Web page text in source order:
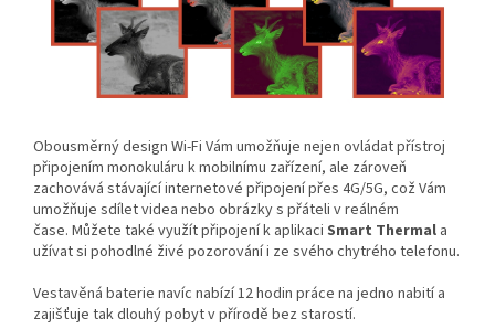
Obousměrný design Wi-Fi Vám umožňuje nejen ovládat přístroj
připojením monokuláru k mobilnímu zařízení, ale zároveň
zachovává stávající internetové připojení přes 4G/5G, což Vám
umožňuje sdílet videa nebo obrázky s přáteli v reálném
čase. Můžete také využít připojení k aplikaci Smart Thermal a
užívat si pohodlné živé pozorování i ze svého chytrého telefonu.
Vestavěná baterie navíc nabízí 12 hodin práce na jedno nabití a
zajišťuje tak dlouhý pobyt v přírodě bez starostí.